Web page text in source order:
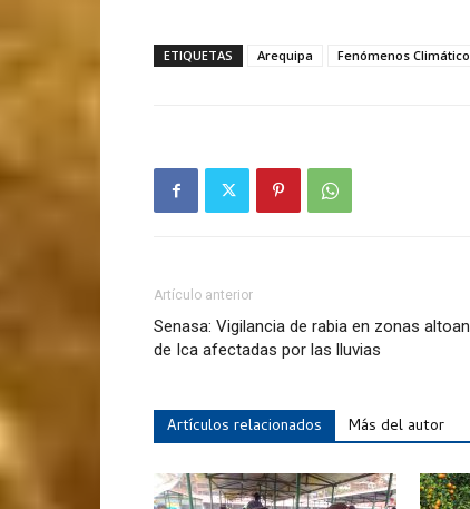
ETIQUETAS Arequipa Fenómenos
Artículo anterior
Senasa: Vigilancia de rabia en zonas
de Ica afectadas por las lluvias
Artículos relacionados Más del autor